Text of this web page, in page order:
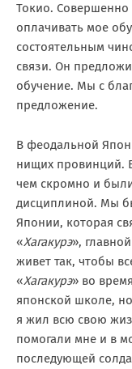
Токио.
оплачивать мое
состоятельным
связи. Он
обучение. Мы с
предложение.
В феодальной
нищих провинций.
чем скромно и
дисциплиной. Мы
Японии, которая
«Хагакурэ»,
живет так, чтобы
«Хагакурэ» во
японской школе,
я жил всю свою
помогали мне и в
последующей